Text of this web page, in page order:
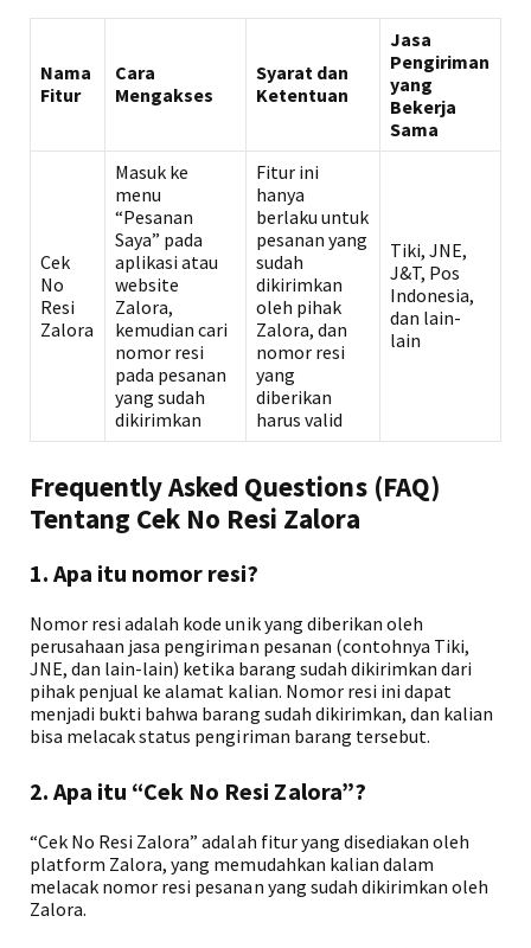
Nama
Fitur
Cara
Mengakses
Syarat dan
Ketentuan
Jasa
Pengiriman
yang
Bekerja
Sama
Cek
No
Resi
Zalora
Masuk ke
menu
“Pesanan
Saya” pada
aplikasi atau
website
Zalora,
kemudian cari
nomor resi
pada pesanan
yang sudah
dikirimkan
Fitur ini
hanya
berlaku untuk
pesanan yang
sudah
dikirimkan
oleh pihak
Zalora, dan
nomor resi
yang
diberikan
harus valid
Tiki, JNE,
J&T, Pos
Indonesia,
dan lain-
lain
Frequently Asked Questions (FAQ)
Tentang Cek No Resi Zalora
1. Apa itu nomor resi?
Nomor resi adalah kode unik yang diberikan oleh
perusahaan jasa pengiriman pesanan (contohnya Tiki,
JNE, dan lain-lain) ketika barang sudah dikirimkan dari
pihak penjual ke alamat kalian. Nomor resi ini dapat
menjadi bukti bahwa barang sudah dikirimkan, dan kalian
bisa melacak status pengiriman barang tersebut.
2. Apa itu “Cek No Resi Zalora”?
“Cek No Resi Zalora” adalah fitur yang disediakan oleh
platform Zalora, yang memudahkan kalian dalam
melacak nomor resi pesanan yang sudah dikirimkan oleh
Zalora.